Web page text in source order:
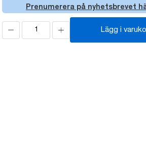
Prenumerera på nyhetsbrevet
Lägg i